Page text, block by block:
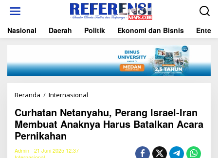
t
Nasional Daerah Politik Ekonomi dan Bisnis
Beranda / Internasional
r
h
a
Curhatan Netanyahu, Perang Israel-Iran
Membuat Anaknya Harus Batalkan Acara
Pernikahan
Admin
21 Juni 2025 12:37